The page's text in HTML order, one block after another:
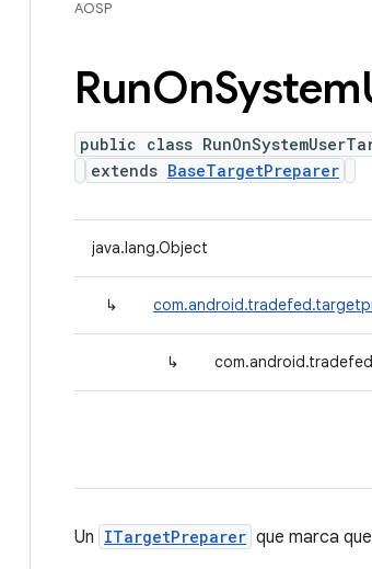
AOSP
RunOnSystem
public class
extends BaseTargetPreparer
java.lang.Object
↳
↳
Un ITargetPreparer que marca